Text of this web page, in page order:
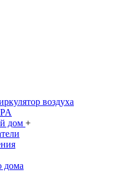
воздуха
дом +
дома